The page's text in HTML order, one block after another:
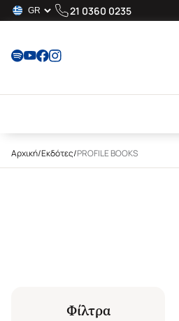
21 0360 0235
Αρχική/Εκδότες/PROFILE BOOKS
Φίλτρα